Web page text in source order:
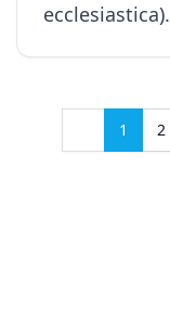
ecclesiastica).
1 2